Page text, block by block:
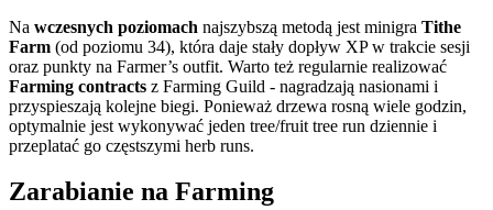
Na wczesnych poziomach najszybszą metodą jest minigra Tithe
Farm (od poziomu 34), która daje stały dopływ XP w trakcie sesji
oraz punkty na Farmer’s outfit. Warto też regularnie realizować
Farming contracts z Farming Guild - nagradzają nasionami i
przyspieszają kolejne biegi. Ponieważ drzewa rosną wiele godzin,
optymalnie jest wykonywać jeden tree/fruit tree run dziennie i
przeplatać go częstszymi herb runs.
Zarabianie na Farming